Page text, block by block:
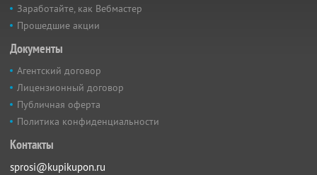
Заработайте, как Вебмастер
Прошедшие акции
Документы
Агентский договор
Лицензионный договор
Публичная оферта
Политика конфиденциальности
Контакты
sprosi@kupikupon.ru